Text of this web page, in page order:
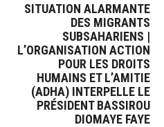
SITUATION ALARMANTE
DES MIGRANTS
SUBSAHARIENS |
L’ORGANISATION ACTION
POUR LES DROITS
HUMAINS ET L’AMITIE
(ADHA) INTERPELLE LE
PRÉSIDENT BASSIROU
DIOMAYE FAYE